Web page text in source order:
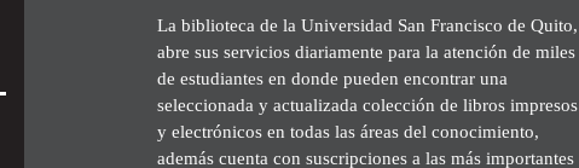
La biblioteca de la Universidad San Francisco de Quito,
abre sus servicios diariamente para la atención de miles
de estudiantes en donde pueden encontrar una
seleccionada y actualizada colección de libros impresos
y electrónicos en todas las áreas del conocimiento,
además cuenta con suscripciones a las más importantes